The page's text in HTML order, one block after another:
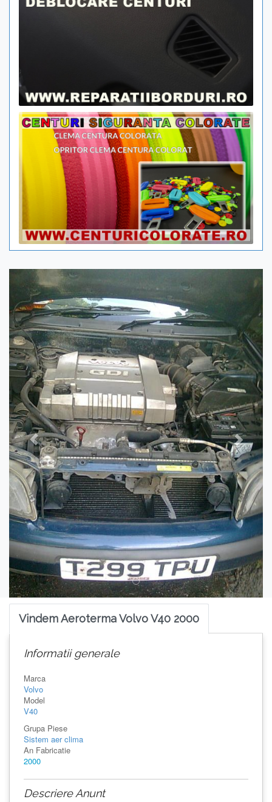
Previous Next
Vindem Aeroterma Volvo V40 2000
Informatii generale
Marca
Volvo
Model
V40
Grupa Piese
Sistem aer clima
An Fabricatie
2000
Descriere Anunt